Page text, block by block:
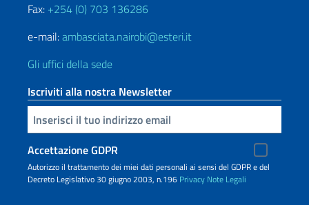
Fax: +254 (0) 703 136286
e-mail:ambasciata.nairobi@esteri.it
Gli uffici della sede
Iscriviti alla nostra Newsletter
Inserisci la tua email
Accettazione GDPR
Autorizzo il trattamento dei miei dati personali ai sensi del GDPR e del
Decreto Legislativo 30 giugno 2003, n.196 Privacy Note Legali